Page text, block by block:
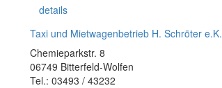
details
Taxi und Mietwagenbetrieb H. Schröter e.K.
Chemieparkstr. 8
06749 Bitterfeld-Wolfen
Tel.: 03493 / 43232